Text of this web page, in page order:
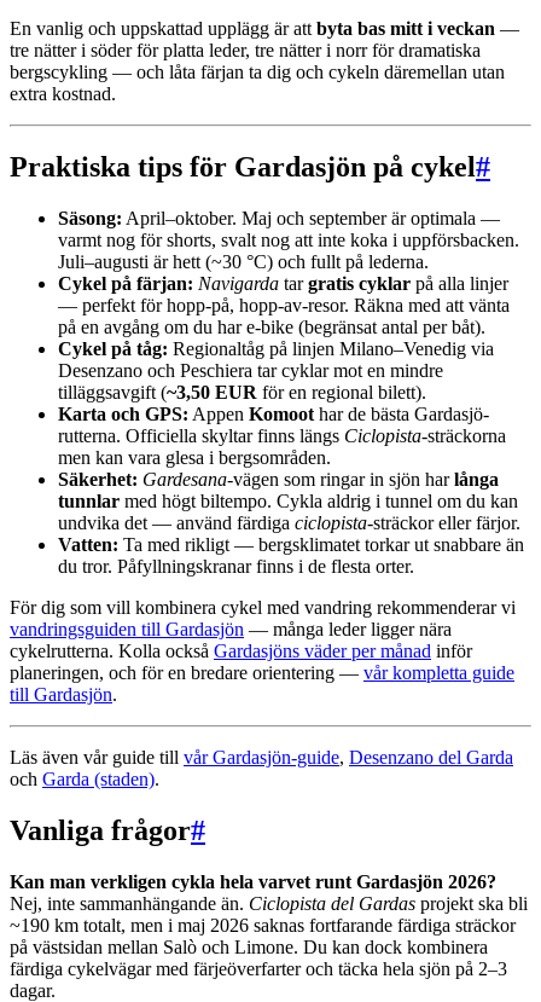
En vanlig och uppskattad upplägg är att byta bas mitt i veckan —
tre nätter i söder för platta leder, tre nätter i norr för dramatiska
bergscykling — och låta färjan ta dig och cykeln däremellan utan
extra kostnad.
Praktiska tips för Gardasjön på cykel#
Säsong: April–oktober. Maj och september är optimala —
varmt nog för shorts, svalt nog att inte koka i uppförsbacken.
Juli–augusti är hett (~30 °C) och fullt på lederna.
Cykel på färjan: Navigarda targratis cyklar på alla linjer
— perfekt för hopp-på, hopp-av-resor. Räkna med att vänta
på en avgång om du har e-bike (begränsat antal per båt).
Cykel på tåg: Regionaltåg på linjen Milano–Venedig via
Desenzano och Peschiera tar cyklar mot en mindre
tilläggsavgift (~3,50 EUR för en regional bilett).
Karta och GPS: Appen Komoot har de bästa Gardasjö-
rutterna. Officiella skyltar finns längs Ciclopista-sträckorna
men kan vara glesa i bergsområden.
Säkerhet: Gardesana-vägen som ringar in sjön harlånga
tunnlar med högt biltempo. Cykla aldrig i tunnel om du kan
undvika det — använd färdiga ciclopista-sträckor eller färjor.
Vatten: Ta med rikligt — bergsklimatet torkar ut snabbare än
du tror. Påfyllningskranar finns i de flesta orter.
För dig som vill kombinera cykel med vandring rekommenderar vi
vandringsguiden till Gardasjön — många leder ligger nära
cykelrutterna. Kolla också Gardasjöns väder per månad inför
planeringen, och för en bredare orientering — vår kompletta guide
till Gardasjön.
Läs även vår guide till vår Gardasjön-guide, Desenzano del Garda
och Garda (staden).
Vanliga frågor#
Kan man verkligen cykla hela varvet runt Gardasjön 2026?
Nej, inte sammanhängande än. Ciclopista del Gardas projekt ska bli
~190 km totalt, men i maj 2026 saknas fortfarande färdiga sträckor
på västsidan mellan Salò och Limone. Du kan dock kombinera
färdiga cykelvägar med färjeöverfarter och täcka hela sjön på 2–3
dagar.